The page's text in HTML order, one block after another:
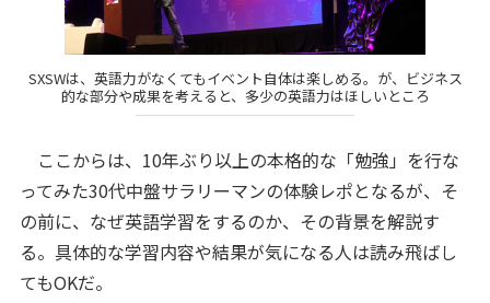
SXSWは、英語力がなくてもイベント自体は楽しめる。が、ビジネス
的な部分や成果を考えると、多少の英語力はほしいところ
ここからは、10年ぶり以上の本格的な「勉強」を行な
ってみた30代中盤サラリーマンの体験レポとなるが、そ
の前に、なぜ英語学習をするのか、その背景を解説す
る。具体的な学習内容や結果が気になる人は読み飛ばし
てもOKだ。